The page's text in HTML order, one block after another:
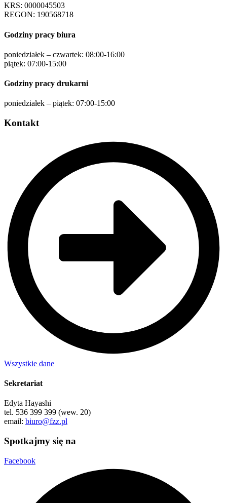
KRS: 0000045503
REGON: 190568718
Godziny pracy biura
poniedziałek – czwartek: 08:00-16:00
piątek: 07:00-15:00
Godziny pracy drukarni
poniedziałek – piątek: 07:00-15:00
Kontakt
Wszystkie dane
Sekretariat
Edyta Hayashi
tel. 536 399 399 (wew. 20)
email: biuro@fzz.pl
Spotkajmy się na
Facebook